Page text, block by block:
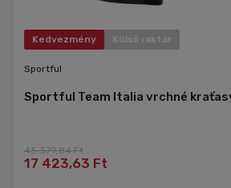
Kedvezmény Külső raktár
Sportful
Sportful Team Italia vrchné
45 379,84 Ft
17 423,63 Ft